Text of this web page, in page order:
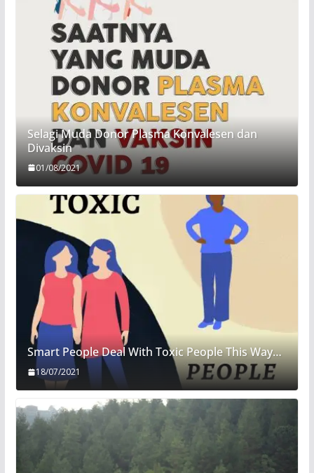
Selagi Muda Donor Plasma Konvalesen dan
Divaksin
01/08/2021
Smart People Deal With Toxic People This Way…
18/07/2021